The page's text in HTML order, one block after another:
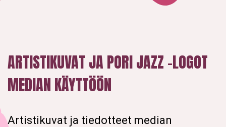
ARTISTIKUVAT JA PORI JAZZ -LOGOT
MEDIAN KÄYTTÖÖN
Artistikuvat ja tiedotteet median